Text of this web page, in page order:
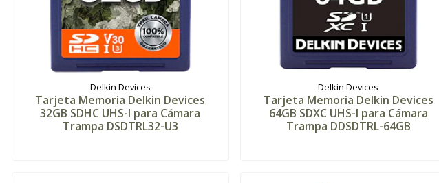
Delkin Devices
Tarjeta Memoria Delkin Devices
32GB SDHC UHS-I para Cámara
Trampa DSDTRL32-U3
Delkin Devices
Tarjeta Memoria Delkin Devices
64GB SDXC UHS-I para Cámara
Trampa DDSDTRL-64GB